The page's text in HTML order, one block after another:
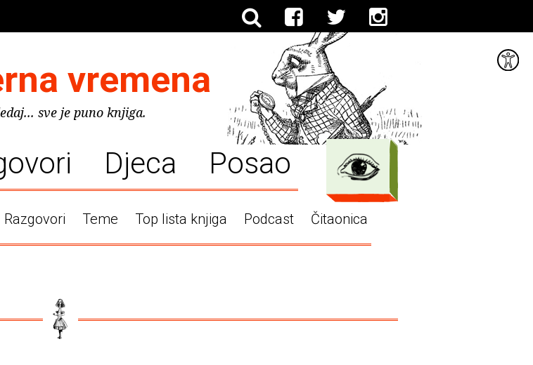
vremena
sve je puno knjiga.
Djeca Posao
Razgovori Teme Top lista knjiga Podcast Čitaonica